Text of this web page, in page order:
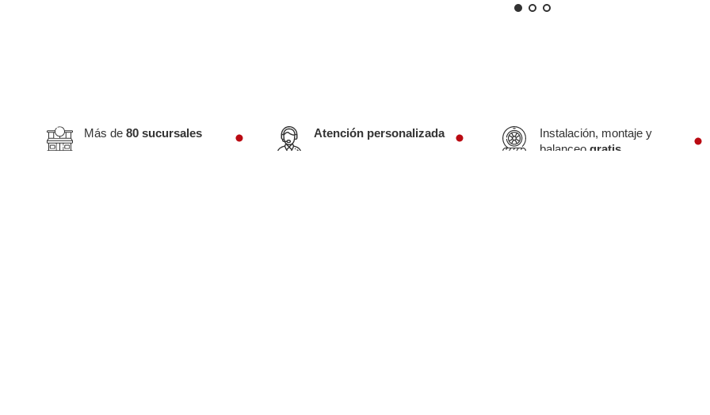
Más de 80 sucursales Atención personalizada
Instalación, montaje y
balanceogratis